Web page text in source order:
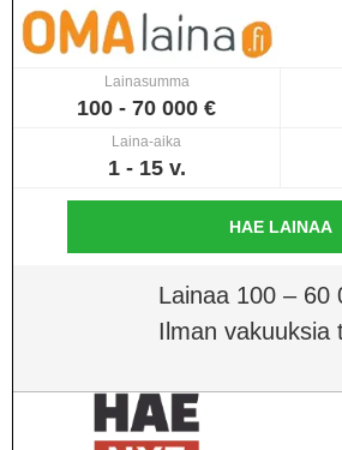
Lainasumma
100 - 70 000 €
Laina-aika
1 - 15 v.
HAE LAINAA
Lainaa 100 – 60
Ilman vakuuksia